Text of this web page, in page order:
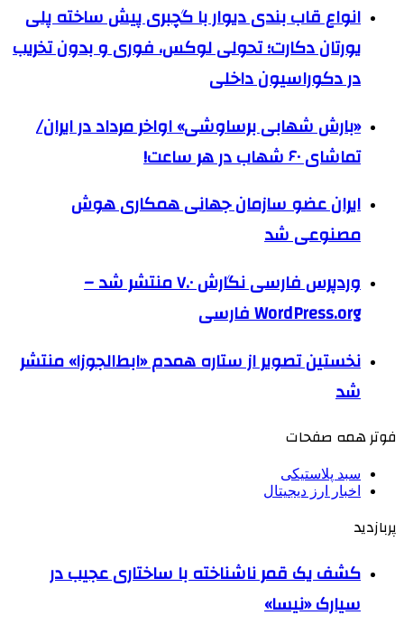
انواع قاب بندی دیوار با گچبری پیش ساخته پلی
یورتان دکارت؛ تحولی لوکس، فوری و بدون تخریب
در دکوراسیون داخلی
«بارش شهابی برساوشی» اواخر مرداد در ایران/
تماشای ۶۰ شهاب در هر ساعت!
ایران عضو سازمان جهانی همکاری هوش
مصنوعی شد
وردپرس فارسی نگارش ۷.۰ منتشر شد –
WordPress.org فارسی
نخستین تصویر از ستاره همدم «ابط‌الجوزا» منتشر
شد
فوتر همه صفحات
سبد پلاستیکی
اخبار ارز دیجیتال
پربازدید
کشف یک قمر ناشناخته با ساختاری عجیب در
سیارک «نیسا»